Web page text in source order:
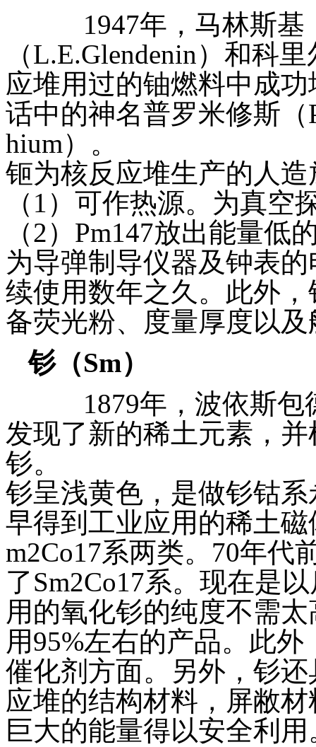
1947年，马林斯基
（L.E.Glendenin）和科
应堆用过的铀燃料中成
话中的神名普罗米修斯（
hium）。
钷为核反应堆生产的人
（1）可作热源。为真
（2）Pm147放出能量
为导弹制导仪器及钟表
续使用数年之久。此外
备荧光粉、度量厚度以
钐（Sm）
1879年，波依斯包
发现了新的稀土元素，
钐。
钐呈浅黄色，是做钐钴
早得到工业应用的稀土
m2Co17系两类。70年代
了Sm2Co17系。现在是
用的氧化钐的纯度不需
用95%左右的产品。此
催化剂方面。另外，钐
应堆的结构材料，屏敝
巨大的能量得以安全利用